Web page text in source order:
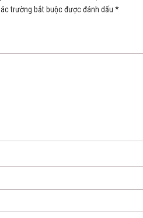
trường bắt buộc được đánh dấu *